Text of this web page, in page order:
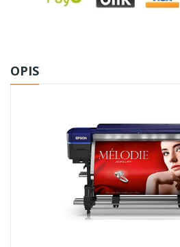
OPIS